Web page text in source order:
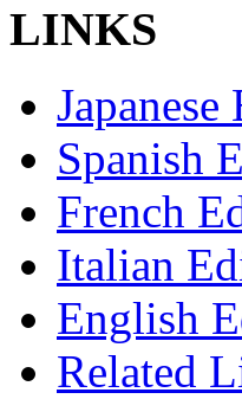
LINKS
Spanish
French
Italian
English
Related